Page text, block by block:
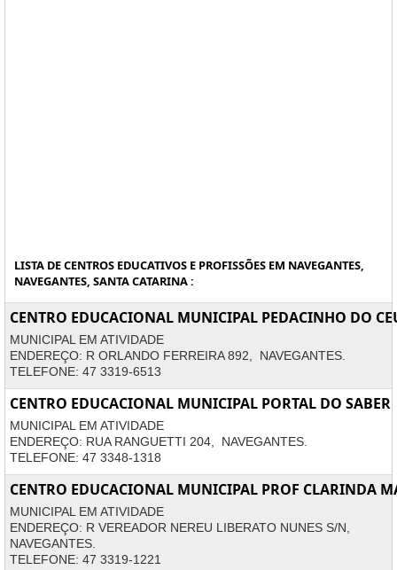
LISTA DE CENTROS EDUCATIVOS E PROFISSÕES EM NAVEGANTES,
NAVEGANTES, SANTA CATARINA :
CENTRO EDUCACIONAL MUNICIPAL PEDACINHO DO
MUNICIPAL EM ATIVIDADE
ENDEREÇO: R ORLANDO FERREIRA 892, NAVEGANTES.
TELEFONE: 47 3319-6513
CENTRO EDUCACIONAL MUNICIPAL PORTAL DO SABER
MUNICIPAL EM ATIVIDADE
ENDEREÇO: RUA RANGUETTI 204, NAVEGANTES.
TELEFONE: 47 3348-1318
CENTRO EDUCACIONAL MUNICIPAL PROF CLARINDA
MUNICIPAL EM ATIVIDADE
ENDEREÇO: R VEREADOR NEREU LIBERATO NUNES S/N,
NAVEGANTES.
TELEFONE: 47 3319-1221